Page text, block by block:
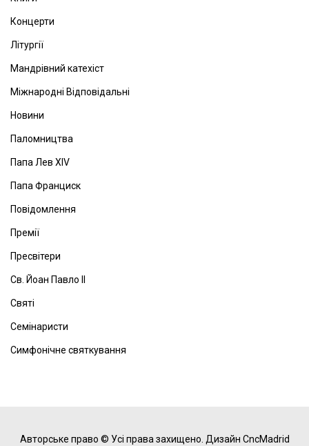
Концерти
Літургії
Мандрівний катехіст
Міжнародні Відповідальні
Новини
Паломництва
Папа Лев ХІV
Папа Франциск
Повідомлення
Премії
Пресвітери
Св. Йоан Павло ІІ
Святі
Семінаристи
Симфонічне святкування
Авторське право © Усі права захищено. Дизайн CncMadrid